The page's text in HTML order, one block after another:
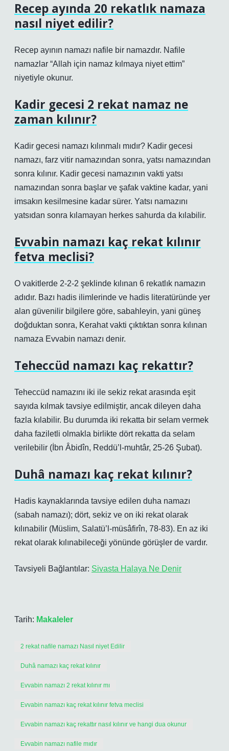
Recep ayında 20 rekatlık namaza
nasıl niyet edilir?
Recep ayının namazı nafile bir namazdır. Nafile
namazlar “Allah için namaz kılmaya niyet ettim”
niyetiyle okunur.
Kadir gecesi 2 rekat namaz ne
zaman kılınır?
Kadir gecesi namazı kılınmalı mıdır? Kadir gecesi
namazı, farz vitir namazından sonra, yatsı namazından
sonra kılınır. Kadir gecesi namazının vakti yatsı
namazından sonra başlar ve şafak vaktine kadar, yani
imsakın kesilmesine kadar sürer. Yatsı namazını
yatsıdan sonra kılamayan herkes sahurda da kılabilir.
Evvabin namazı kaç rekat kılınır
fetva meclisi?
O vakitlerde 2-2-2 şeklinde kılınan 6 rekatlık namazın
adıdır. Bazı hadis ilimlerinde ve hadis literatüründe yer
alan güvenilir bilgilere göre, sabahleyin, yani güneş
doğduktan sonra, Kerahat vakti çıktıktan sonra kılınan
namaza Evvabin namazı denir.
Teheccüd namazı kaç rekattır?
Teheccüd namazını iki ile sekiz rekat arasında eşit
sayıda kılmak tavsiye edilmiştir, ancak dileyen daha
fazla kılabilir. Bu durumda iki rekatta bir selam vermek
daha faziletli olmakla birlikte dört rekatta da selam
verilebilir (İbn Âbidîn, Reddü’l-muhtâr, 25-26 Şubat).
Duhâ namazı kaç rekat kılınır?
Hadis kaynaklarında tavsiye edilen duha namazı
(sabah namazı); dört, sekiz ve on iki rekat olarak
kılınabilir (Müslim, Salatü’l-müsâfirîn, 78-83). En az iki
rekat olarak kılınabileceği yönünde görüşler de vardır.
Tavsiyeli Bağlantılar: Sivasta Halaya Ne Denir
Tarih: Makaleler
2 rekat nafile namazı Nasıl niyet Edilir
Duhâ namazı kaç rekat kılınır
Evvabin namazı 2 rekat kılınır mı
Evvabin namazı kaç rekat kılınır fetva meclisi
Evvabin namazı kaç rekattır nasıl kılınır ve hangi dua okunur
Evvabin namazı nafile mıdır